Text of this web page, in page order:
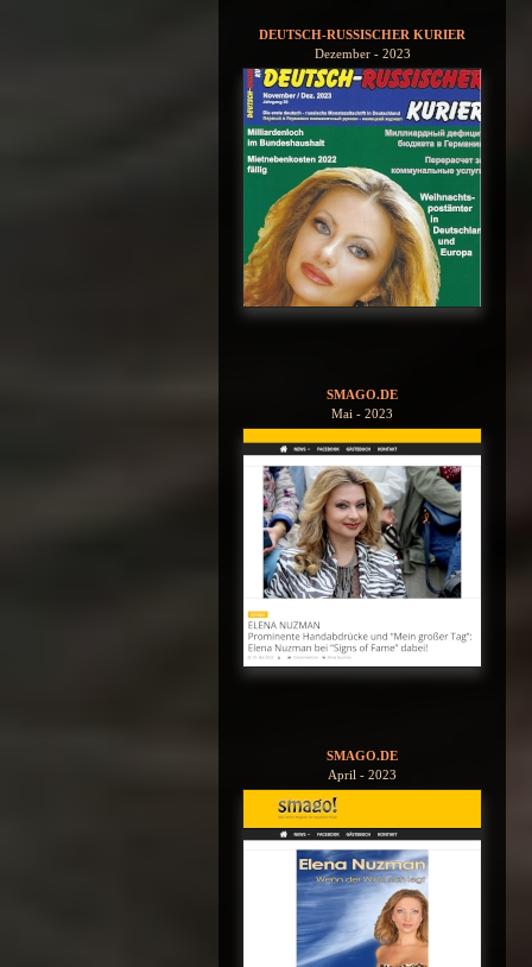
DEUTSCH-RUSSISCHER KURIER
Dezember - 2023
SMAGO.DE
Mai - 2023
SMAGO.DE
April - 2023